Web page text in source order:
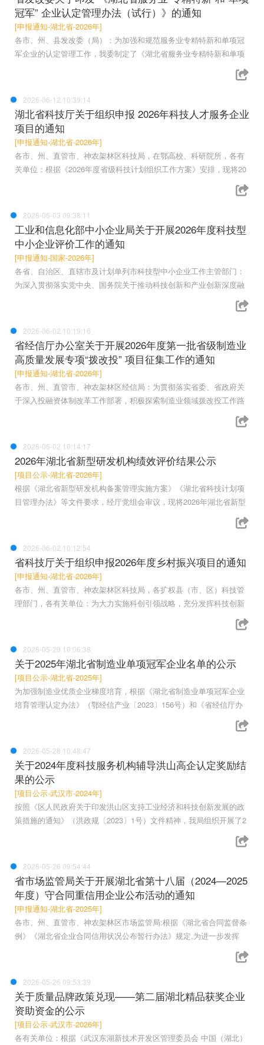
冠军” 企业认定管理办法（试行）》的通知
[申报通知-湖北省-2026年]
各市、州、县发改委（局）：为加强和规范服务业专精特新和单项冠
军企业的认定管理工作，我委制定了《湖北省服务业专精特新和单项
2026-06-12 10:39:14
湖北省科技厅关于组织申报 2026年科技人才服务企业
项目的通知
[申报通知-湖北省-2026年]
各市、州、直管市、神农架林区科技局，在鄂高校、科研院所，各有
关单位：根据《2026年度省级科技计划组织工作方案》安排，现将20
2026-06-03 09:38:11
工业和信息化部中小企业局关于开展2026年度科技型
中小企业评价工作的通知
[申报通知-国家-2026年]
各省、自治区、直辖市及计划单列市科技型中小企业工作主管部门：
为深入贯彻落实党中央、国务院关于推动科技创新和产业创新深度融
2026-06-02 10:19:16
省经信厅办公室关于开展2026年度第一批省级制造业
高质量发展专项“拨改投” 项目征集工作的通知
[申报通知-湖北省-2026年]
各市、州、直管市、神农架林区经信局：为贯彻落实省委、省政府关
于深入投融资体制改革工作部署，积极探索制造业领域拨改投工作路
2026-06-02 10:14:17
2026年湖北省新型研发机构绩效评价结果公示
[项目公示-湖北省-2026年]
根据《湖北省新型研发机构备案管理实施方案》《湖北省科技计划项
目管理办法》等文件要求，经厅党组会审议，现将2026年湖北省新型
2026-06-02 10:12:54
省科技厅关于组织申报2026年度乡村振兴项目的通知
[申报通知-湖北省-2026年]
各市、州、直管市、神农架林区科技局，各扩权县（市、区）科技管
理部门，各有关单位：为大力实施科创引领战略，充分发挥科技创新
2026-05-29 10:06:38
关于2025年湖北省制造业单项冠军企业名单的公示
[项目公示-湖北省-2025年]
为加强制造业优质企业梯度培育，根据《湖北省制造业单项冠军企业
培育管理认定办法》（鄂经信产业〔2023〕156号）和《省经信厅办
2026-05-28 10:48:47
关于2024年度科技服务机构辅导洪山高企认定奖励结
果的公示
[项目公示-武汉市-2024年]
按照《区人民政府关于印发洪山区支持工业经济和科技创新发展的政
策措施的通知》（洪政规〔2023〕1号）文件精神，我局组织开展了2
2026-05-26 09:54:44
省市场监管局关于开展湖北省第十八届（2024—2025
年度）守合同重信用企业公布活动的通知
[申报通知-湖北省-2025年]
各市、州、直管市、神农架林区市场监管局:根据《湖北省合同监督条
例》《湖北省企业合同信用状况公布暂行办法》规定,为进一步发挥
2026-05-26 09:53:39
关于质量品牌政策兑现——第二届湖北精品获奖企业
资助资金的公示
[项目公示-武汉市-2026年]
各有关单位：根据《武汉东湖新技术开发区管理委员会 中国（湖北）